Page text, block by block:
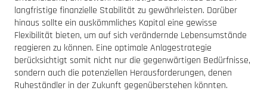
langfristige finanzielle Stabilität zu gewährleisten. Darüber
hinaus sollte ein auskömmliches Kapital eine gewisse
Flexibilität bieten, um auf sich verändernde Lebensumstände
reagieren zu können. Eine optimale Anlagestrategie
berücksichtigt somit nicht nur die gegenwärtigen Bedürfnisse,
sondern auch die potenziellen Herausforderungen, denen
Ruheständler in der Zukunft gegenüberstehen könnten.